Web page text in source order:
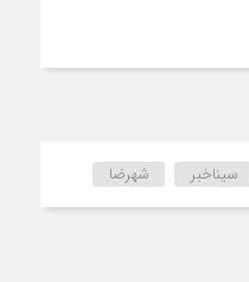
سیناخبر شهرضا